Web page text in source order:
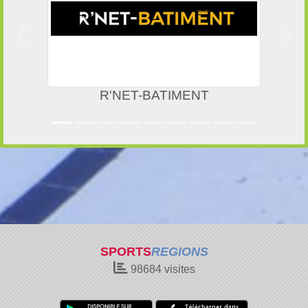
R'NET-BATIMENT
SPORTSREGIONS
98684visites